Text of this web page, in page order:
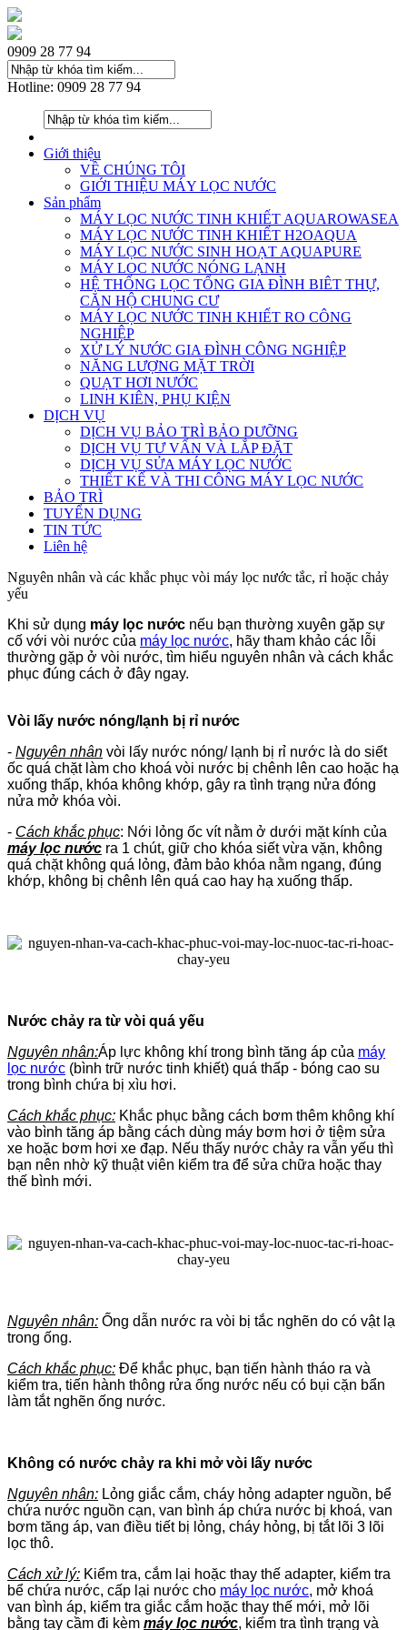
0909 28 77 94
Hotline: 0909 28 77 94
Giới thiệu
VỀ CHÚNG TÔI
GIỚI THIỆU MÁY LỌC NƯỚC
Sản phẩm
MÁY LỌC NƯỚC TINH KHIẾT AQUAROWASEA
MÁY LỌC NƯỚC TINH KHIẾT H2OAQUA
MÁY LỌC NƯỚC SINH HOẠT AQUAPURE
MÁY LOC NƯỚC NÓNG LẠNH
HỆ THỐNG LỌC TỔNG GIA ĐÌNH BIÊT THỰ,
CĂN HỘ CHUNG CƯ
MÁY LỌC NƯỚC TINH KHIẾT RO CÔNG
NGHIỆP
XỬ LÝ NƯỚC GIA ĐÌNH CÔNG NGHIỆP
NĂNG LƯỢNG MẶT TRỜI
QUẠT HƠI NƯỚC
LINH KIÊN, PHỤ KIỆN
DỊCH VỤ
DỊCH VỤ BẢO TRÌ BẢO DƯỠNG
DỊCH VỤ TƯ VẤN VÀ LẮP ĐẶT
DỊCH VỤ SỬA MÁY LỌC NƯỚC
THIẾT KẾ VÀ THI CÔNG MÁY LỌC NƯỚC
BẢO TRÌ
TUYỂN DỤNG
TIN TỨC
Liên hệ
Nguyên nhân và các khắc phục vòi máy lọc nước tắc, rỉ hoặc chảy
yếu
Khi sử dụng máy lọc nước nếu bạn thường xuyên gặp sự
cố với vòi nước của máy lọc nước, hãy tham khảo các lỗi
thường gặp ở vòi nước, tìm hiểu nguyên nhân và cách khắc
phục đúng cách ở đây ngay.
Vòi lấy nước nóng/lạnh bị rỉ nước
- Nguyên nhân vòi lấy nước nóng/ lạnh bị rỉ nước là do siết
ốc quá chặt làm cho khoá vòi nước bị chênh lên cao hoặc hạ
xuống thấp, khóa không khớp, gây ra tình trạng nửa đóng
nửa mở khóa vòi.
- Cách khắc phục: Nới lỏng ốc vít nằm ở dưới mặt kính của
máy lọc nước ra 1 chút, giữ cho khóa siết vừa vặn, không
quá chặt không quá lỏng, đảm bảo khóa nằm ngang, đúng
khớp, không bị chênh lên quá cao hay hạ xuống thấp.
Nước chảy ra từ vòi quá yếu
Nguyên nhân:Áp lực không khí trong bình tăng áp của máy
lọc nước (bình trữ nước tinh khiết) quá thấp - bóng cao su
trong bình chứa bị xìu hơi.
Cách khắc phục: Khắc phục bằng cách bơm thêm không khí
vào bình tăng áp bằng cách dùng máy bơm hơi ở tiệm sửa
xe hoặc bơm hơi xe đạp. Nếu thấy nước chảy ra vẫn yếu thì
bạn nên nhờ kỹ thuật viên kiểm tra để sửa chữa hoặc thay
thế bình mới.
Nguyên nhân: Ống dẫn nước ra vòi bị tắc nghẽn do có vật lạ
trong ống.
Cách khắc phục: Để khắc phục, bạn tiến hành tháo ra và
kiểm tra, tiến hành thông rửa ống nước nếu có bụi cặn bẩn
làm tắt nghẽn ống nước.
Không có nước chảy ra khi mở vòi lấy nước
Nguyên nhân: Lỏng giắc cắm, cháy hỏng adapter nguồn, bể
chứa nước nguồn cạn, van bình áp chứa nước bị khoá, van
bơm tăng áp, van điều tiết bị lỏng, cháy hỏng, bị tắt lõi 3 lõi
lọc thô.
Cách xử lý: Kiểm tra, cắm lại hoặc thay thế adapter, kiểm tra
bể chứa nước, cấp lại nước cho máy lọc nước, mở khoá
van bình áp, kiểm tra giắc cắm hoặc thay thế mới, mở lõi
bằng tay cầm đi kèm máy lọc nước, kiểm tra tình trạng và